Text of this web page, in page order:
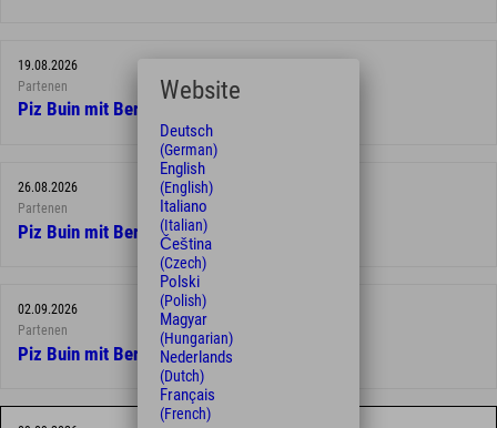
19.08.2026
Partenen
Piz Buin mit Bergführer
26.08.2026
Partenen
Piz Buin mit Bergführer
02.09.2026
Partenen
Piz Buin mit Bergführer
Website
Deutsch
(German)
English
(English)
Italiano
(Italian)
Čeština
(Czech)
Polski
(Polish)
Magyar
(Hungarian)
Nederlands
(Dutch)
Français
(French)